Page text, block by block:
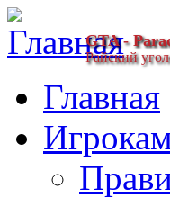
GTA -
Райский
Главная